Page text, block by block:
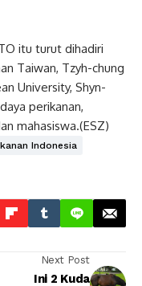
itu turut dihadiri
Taiwan, Tzyh-chung
University, Shyn-
perikanan,
mahasiswa.(ESZ)
Indonesia
Next Post
Ini 2 Kuda